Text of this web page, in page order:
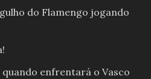
do Flamengo jogando
quando enfrentará o Vasco